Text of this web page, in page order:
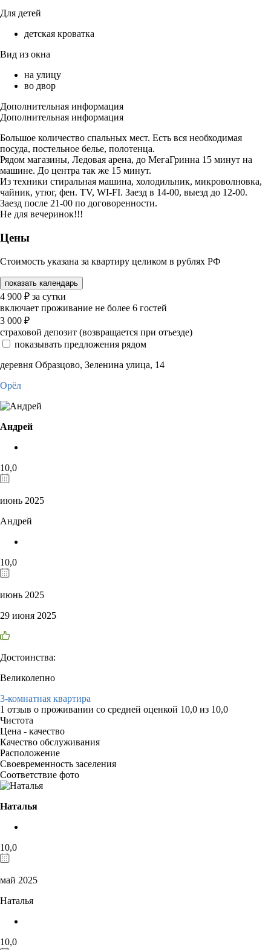
Для детей
детская кроватка
Вид из окна
на улицу
во двор
Дополнительная информация
Дополнительная информация
Большое количество спальных мест. Есть вся необходимая
посуда, постельное белье, полотенца.
Рядом магазины, Ледовая арена, до МегаГринна 15 минут на
машине. До центра так же 15 минут.
Из техники стиральная машина, холодильник, микроволновка,
чайник, утюг, фен. ТV, WI-FI. Заезд в 14-00, выезд до 12-00.
Заезд после 21-00 по договоренности.
Не для вечеринок!!!
Цены
Стоимость указана за квартиру целиком в рублях РФ
показать календарь
4 900 ₽ за сутки
включает проживание не более 6 гостей
3 000 ₽
страховой депозит (возвращается при отъезде)
показывать предложения рядом
деревня Образцово, Зеленина улица, 14
Орёл
Андрей
10,0
июнь 2025
Андрей
10,0
июнь 2025
29 июня 2025
Достоинства:
Великолепно
3-комнатная квартира
1 отзыв о проживании со средней оценкой 10,0 из 10,0
Чистота
Цена - качество
Качество обслуживания
Расположение
Своевременность заселения
Соответствие фото
Наталья
10,0
май 2025
Наталья
10,0